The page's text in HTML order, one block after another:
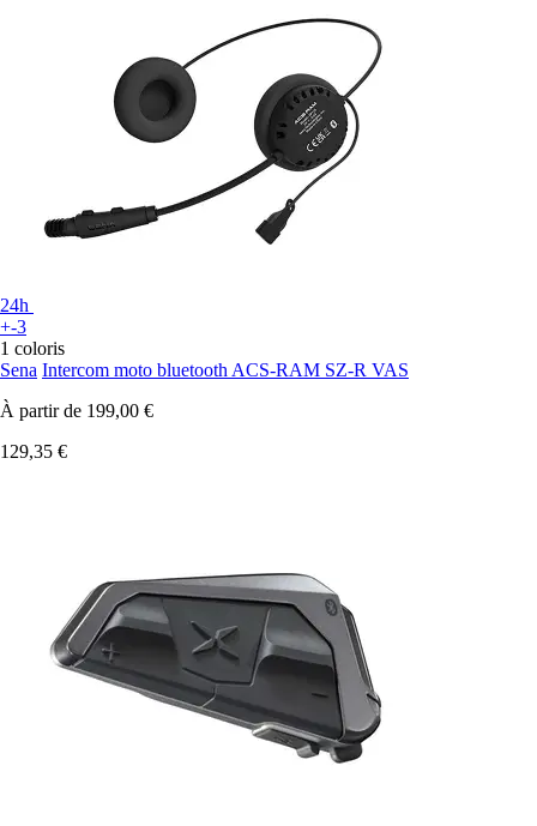
24h
+-3
1 coloris
Sena Intercom moto bluetooth ACS-RAM SZ-R VAS
À partir de 199,00 €
129,35 €